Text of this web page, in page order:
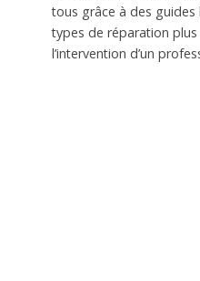
tous grâce à des guides
types de réparation
l’intervention d’un